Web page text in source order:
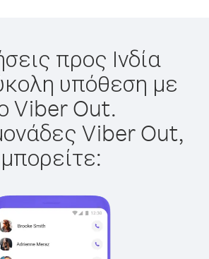
προς Ινδία
υπόθεση με
Viber Out.
Viber Out,
μπορείτε: